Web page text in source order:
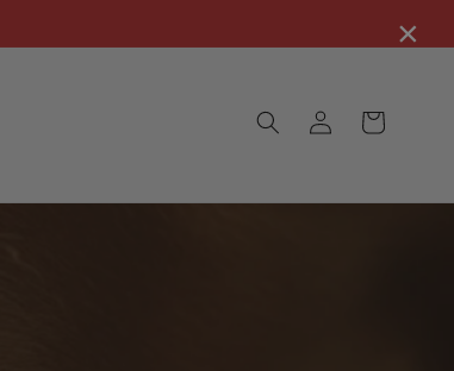
Σύνδεση Καλάθι
×